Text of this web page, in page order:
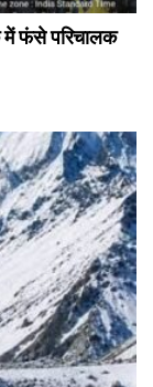
में फंसे परिचालक